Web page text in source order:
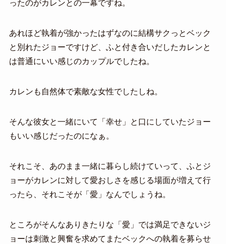
ったのがカレンとの一幕ですね。
あれほど執着が強かったはずなのに結構サクっとベック
と別れたジョーですけど、ふと付き合いだしたカレンと
は普通にいい感じのカップルでしたね。
カレンも自然体で素敵な女性でしたしね。
そんな彼女と一緒にいて「幸せ」と口にしていたジョー
もいい感じだったのになぁ。
それこそ、あのまま一緒に暮らし続けていって、ふとジ
ョーがカレンに対して愛おしさを感じる場面が増えて行
ったら、それこそが「愛」なんでしょうね。
ところがそんなありきたりな「愛」では満足できないジ
ョーは刺激と興奮を求めてまたベックへの執着を募らせ